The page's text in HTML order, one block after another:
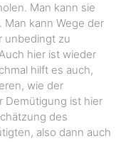
Man kann sie
kann Wege der
unbedingt zu
hier ist wieder
hilft es auch,
wie der
Demütigung ist hier
des
also dann auch